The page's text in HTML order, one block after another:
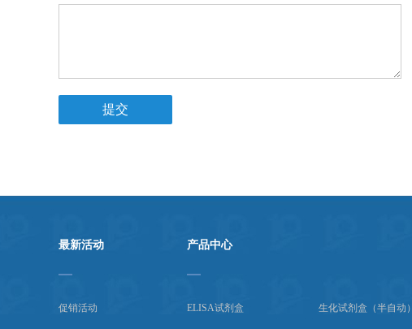
最新活动
促销活动
产品中心
ELISA试剂盒 生化试剂盒（半自动）